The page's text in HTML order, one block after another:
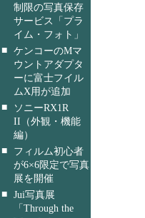
制限の写真保存
サービス「プラ
イム・フォト」
■ ケンコーのMマ
ウントアダプタ
ーに富士フイル
ムX用が追加
■
ソニーRX1R
II（外観・機能
編）
■
フィルム初心者
が6×6限定で写真
展を開催
■ Jui写真展
「Through the